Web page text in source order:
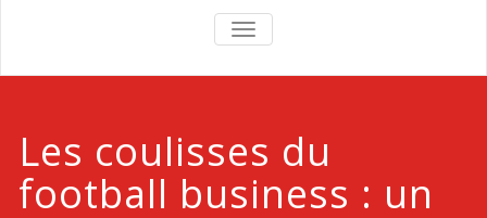
TOGGLE
NAVIGATION
Les coulisses du
football business : un